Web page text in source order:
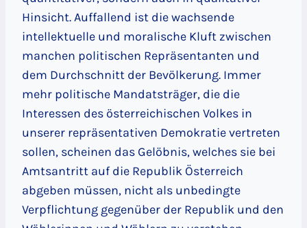
Hinsicht. Auffallend ist die wachsende
intellektuelle und moralische Kluft zwischen
manchen politischen Repräsentanten und
dem Durchschnitt der Bevölkerung. Immer
mehr politische Mandatsträger, die die
Interessen des österreichischen Volkes in
unserer repräsentativen Demokratie vertreten
sollen, scheinen das Gelöbnis, welches sie bei
Amtsantritt auf die Republik Österreich
abgeben müssen, nicht als unbedingte
Verpflichtung gegenüber der Republik und den